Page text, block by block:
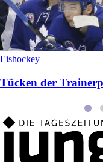
Eishockey
Tücken der